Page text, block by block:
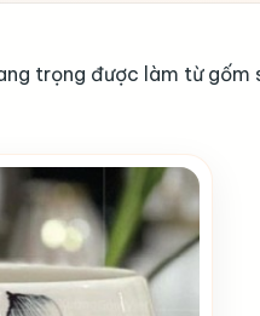
trọng được làm từ gốm